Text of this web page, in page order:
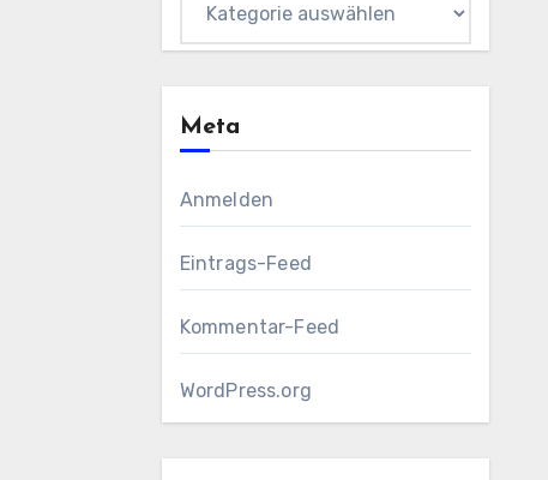
Meta
Anmelden
Eintrags-Feed
Kommentar-Feed
WordPress.org